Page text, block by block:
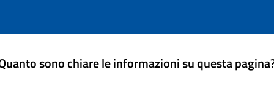
sono chiare le informazioni su questa